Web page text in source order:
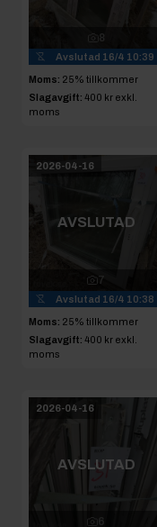
8
Avslutad 16/4 10:39
Moms: 25% tillkommer
Slagavgift: 400 kr exkl.
moms
2026-04-16
AVSLUTAD
7
Avslutad 16/4 10:38
Moms: 25% tillkommer
Slagavgift: 400 kr exkl.
moms
2026-04-16
AVSLUTAD